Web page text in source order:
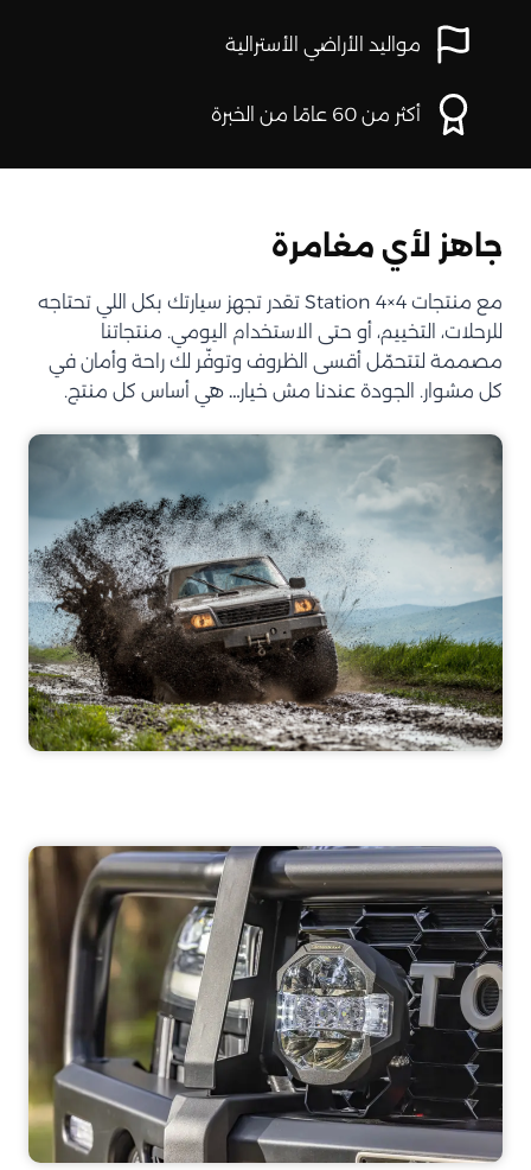
مواليد الأراضي الأسترالية
أكثر من 60 عامًا من الخبرة
جاهز لأي مغامرة
مع منتجات Station 4×4 تقدر تجهز سيارتك بكل اللي تحتاجه
للرحلات، التخييم، أو حتى الاستخدام اليومي. منتجاتنا
مصممة لتتحمّل أقسى الظروف وتوفّر لك راحة وأمان في
كل مشوار. الجودة عندنا مش خيار… هي أساس كل منتج.